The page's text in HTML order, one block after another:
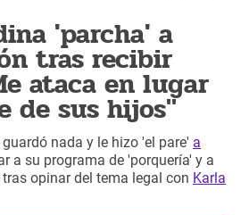
'parcha' a
tras recibir
ataca en lugar
de sus hijos"
guardó nada y le hizo 'el pare' a
a su programa de 'porquería' y a
opinar del tema legal con Karla